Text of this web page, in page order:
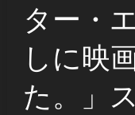
ター・
しに映
た。」